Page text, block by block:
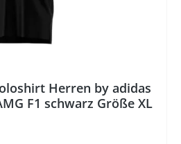
Herren by adidas
F1 schwarz Größe XL